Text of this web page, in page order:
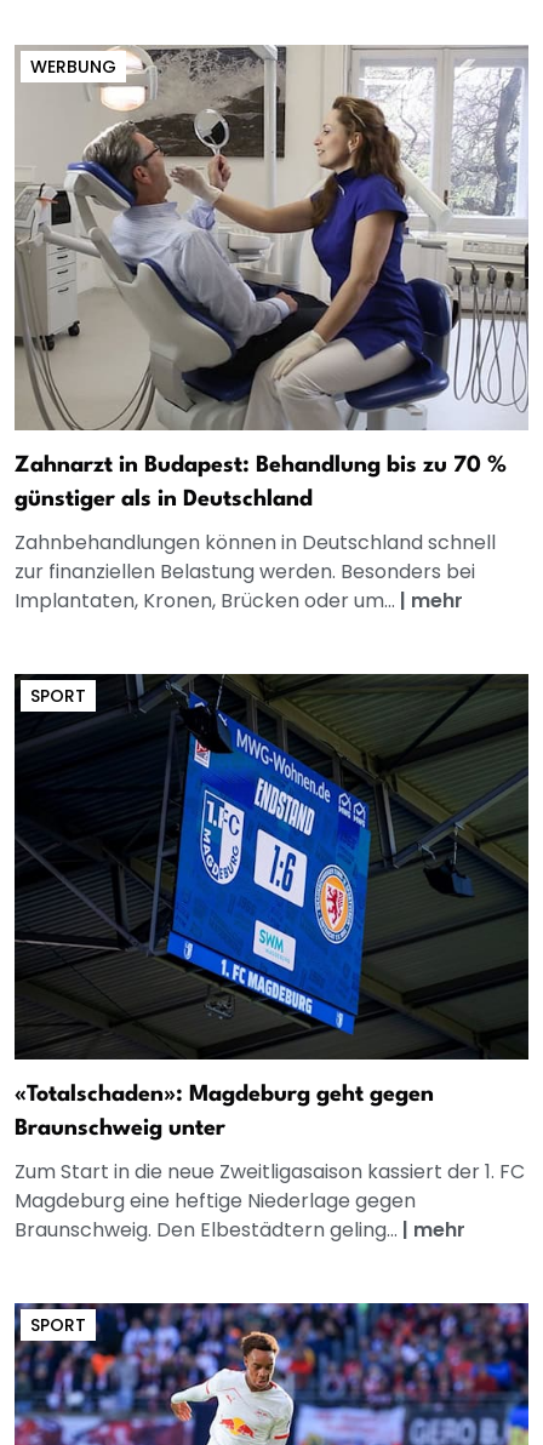
WERBUNG
Zahnarzt in Budapest: Behandlung bis zu 70 %
günstiger als in Deutschland
Zahnbehandlungen können in Deutschland schnell
zur finanziellen Belastung werden. Besonders bei
Implantaten, Kronen, Brücken oder um... | mehr
SPORT
«Totalschaden»: Magdeburg geht gegen
Braunschweig unter
Zum Start in die neue Zweitligasaison kassiert der 1. FC
Magdeburg eine heftige Niederlage gegen
Braunschweig. Den Elbestädtern geling... | mehr
SPORT